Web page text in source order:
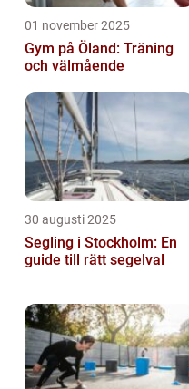
01 november 2025
Gym på Öland: Träning
och välmående
30 augusti 2025
Segling i Stockholm: En
guide till rätt segelval